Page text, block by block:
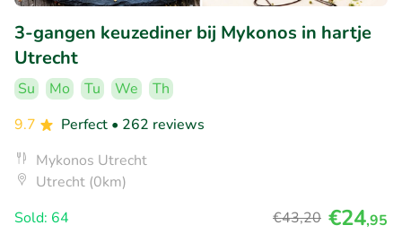
3-gangen keuzediner bij Mykonos in hartje
Utrecht
Su Mo Tu We
Th
9.7
Perfect • 262 reviews
Mykonos Utrecht
Utrecht (0km)
Sold: 64
€43,20 €24,95